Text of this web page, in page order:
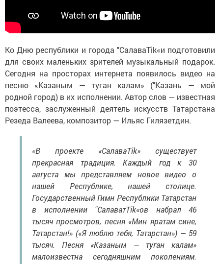
для своих маленьких зрителей музыкальный подарок.
Сегодня на просторах интернета появилось видео на
песню «Казаным — туган калам» ("Казань — мой
родной город) в их исполнении. Автор слов — известная
поэтесса, заслуженный деятель искусств Татарстана
Резеда Валеева, композитор — Ильяс Гилязетдин.
прекрасная традиция. Каждый год к 30
августа мы представляем новое видео о
нашей Республике, нашей столице.
Государственный Гимн Республики Татарстан
в исполнении "СалаватТіk«ов набрал 46
тысяч просмотров, песня «Мин яратам сине,
Татарстан!» («Я люблю тебя, Татарстан») — 59
тысяч. Песня «Казаным — туган калам»
малоизвестна сегодняшним поколениям.
Однако в 2000-е годы её многие исполняли с